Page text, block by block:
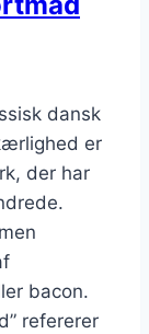
dansk
er
der har
bacon.
refererer